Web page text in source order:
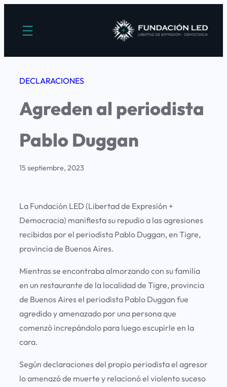
DECLARACIONES
Agreden al periodista
Pablo Duggan
15 septiembre, 2023
La Fundación LED (Libertad de Expresión +
Democracia) manifiesta su repudio a las agresiones
recibidas por el periodista Pablo Duggan, en Tigre,
provincia de Buenos Aires.
Mientras se encontraba almorzando con su familia
en un restaurante de la localidad de Tigre, provincia
de Buenos Aires el periodista Pablo Duggan fue
agredido y amenazado por una persona que
comenzó increpándolo para luego escupirle en la
cara.
Según declaraciones del propio periodista el agresor
lo amenazó de muerte y relacionó el violento suceso